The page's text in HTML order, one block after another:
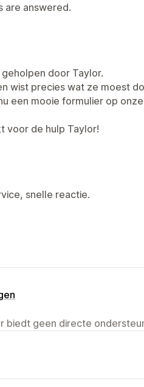
are answered.
door Taylor.
wist precies wat ze moest
een mooie formulier op
voor de hulp Taylor!
snelle reactie.
biedt geen directe